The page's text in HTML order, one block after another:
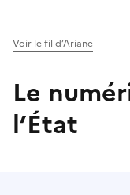
Voir le fil d’Ariane
Le
l’État